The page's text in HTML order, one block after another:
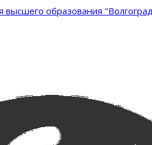
образования